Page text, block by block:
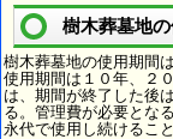
樹木葬墓地
樹木葬墓地の使用期間
使用期間は１０年、２
は、期間が終了した後
る。管理費が必要とな
永代で使用し続けるこ